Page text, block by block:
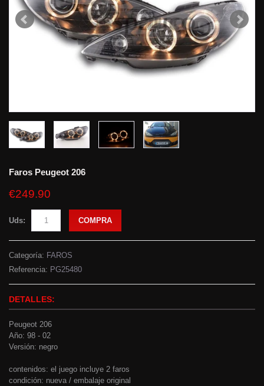
Faros Peugeot 206
€249.90
Uds: COMPRA
Categoría: FAROS
Referencia: PG25480
DETALLES:
Peugeot 206
Año: 98 - 02
Versión: negro
contenidos: el juego incluye 2 faros
condición: nueva / embalaje original